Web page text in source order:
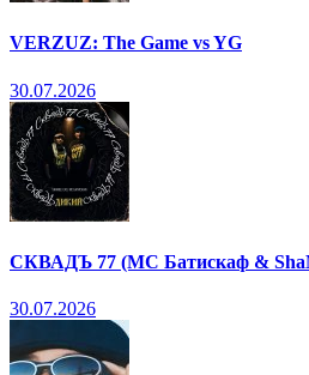
VERZUZ: The Game vs YG
30.07.2026
СКВАДЪ 77 (МС Батискаф &
30.07.2026